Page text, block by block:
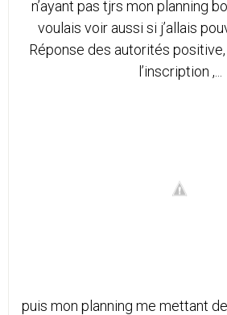
n’ayant pas tjrs mon planning
voulais voir aussi si j’allais
Réponse des autorités positive,
l’inscription ,...
puis mon planning me mettant